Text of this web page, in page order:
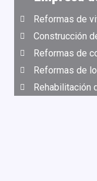
Reformas de
Construcción
Reformas de
Reformas de
Rehabilitación